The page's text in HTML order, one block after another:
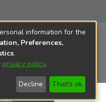
information for the
Preferences,
.
privacy policy.
Decline That's ok